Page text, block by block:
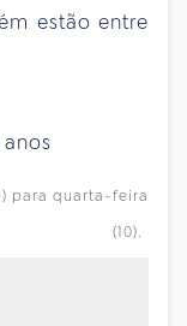
estão entre
anos
para quarta-feira
(10).